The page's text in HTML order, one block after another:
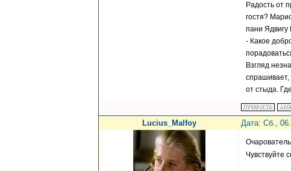
Радость от
гостя?
пани
- Какое
Взгляд
спрашивает,
от стыда.
Lucius_Malfoy Дата: Сб.,
Чувствуйте